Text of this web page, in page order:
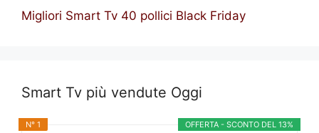
Migliori Smart Tv 40 pollici Black Friday
Smart Tv più vendute Oggi
OFFERTA - SCONTO DEL 13%
N° 1